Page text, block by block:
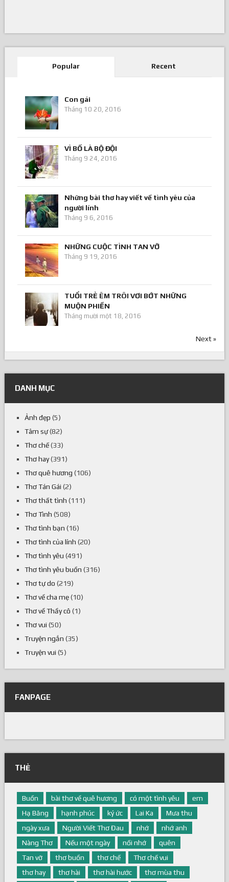
Popular Recent
Con gái
Tháng 10 20, 2016
VÌ BỐ LÀ BỘ ĐỘI
Tháng 9 24, 2016
Những bài thơ hay viết về tình yêu của
người lính
Tháng 9 6, 2016
NHỮNG CUỘC TÌNH TAN VỠ
Tháng 9 19, 2016
TUỔI TRẺ ÊM TRÔI VƠI BỚT NHỮNG
MUỘN PHIỀN
Tháng mười một 18, 2016
Next »
DANH MỤC
Ảnh đẹp (5)
Tâm sự(82)
Thơ chế(33)
Thơ hay(391)
Thơ quê hương (106)
Thơ Tán Gái (2)
Thơ thất tình (111)
Thơ Tình (508)
Thơ tình bạn (16)
Thơ tình của lính (20)
Thơ tình yêu (491)
Thơ tình yêu buồn (316)
Thơ tự do (219)
Thơ về cha mẹ(10)
Thơ về Thầy cô (1)
Thơ vui (50)
Truyện ngắn (35)
Truyện vui (5)
FANPAGE
THẺ
Buồn bài thơ về quê hương có một tình yêu
em
Hạ Băng
hạnh phúc ký ức Lai Ka
Mưa thu
ngày xưa
Người Viết Thơ Đau nhớ
nhớ anh
Nàng Thơ
Nếu một ngày nối nhớ
quên
Tan vỡ
thơ buồn thơ chế
Thơ chế vui
thơ hay
thơ hài thơ hài hước
thơ mùa thu